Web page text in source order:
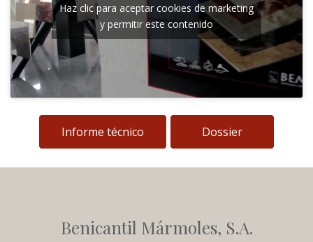
Haz clic para aceptar cookies de marketing
y permitir este contenido
Informe técnico Dossier
Benicantil Mármoles, S.A.